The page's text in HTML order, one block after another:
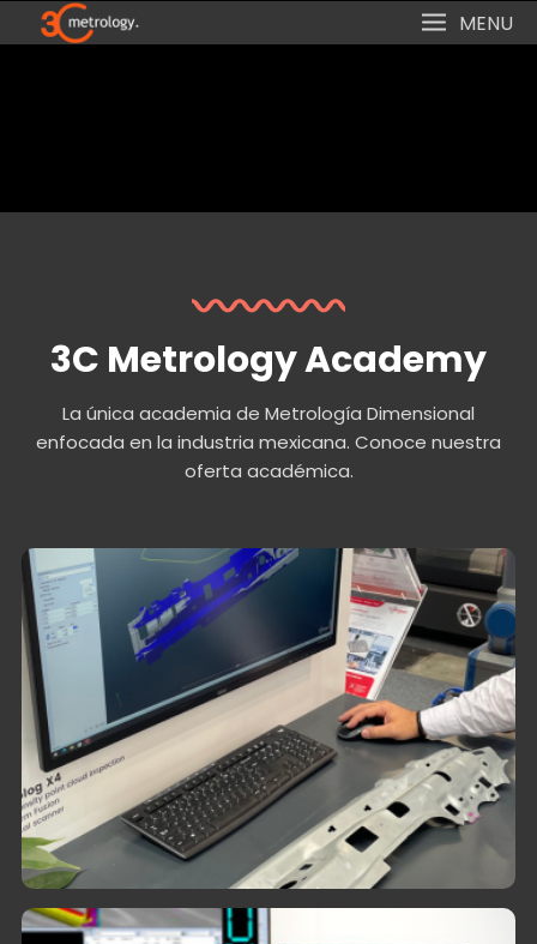
MENU
3C Metrology Academy
La única academia de Metrología Dimensional
enfocada en la industria mexicana. Conoce nuestra
oferta académica.
Formación En Metrolog X4 Y
Silma X4
Impartidos por agentes certificados ante la
STPS, enfocados en soluciones avanzadas de
Metrologic Group.
Talleres Especializados